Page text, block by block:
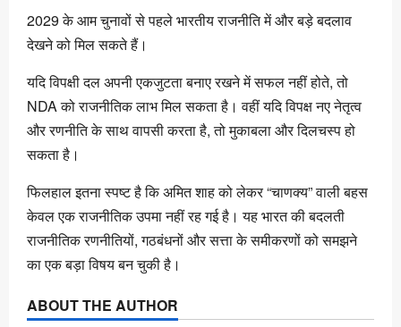
2029 के आम चुनावों से पहले भारतीय राजनीति में और बड़े बदलाव
देखने को मिल सकते हैं।
यदि विपक्षी दल अपनी एकजुटता बनाए रखने में सफल नहीं होते, तो
NDA को राजनीतिक लाभ मिल सकता है। वहीं यदि विपक्ष नए नेतृत्व
और रणनीति के साथ वापसी करता है, तो मुकाबला और दिलचस्प हो
सकता है।
फिलहाल इतना स्पष्ट है कि अमित शाह को लेकर “चाणक्य” वाली बहस
केवल एक राजनीतिक उपमा नहीं रह गई है। यह भारत की बदलती
राजनीतिक रणनीतियों, गठबंधनों और सत्ता के समीकरणों को समझने
का एक बड़ा विषय बन चुकी है।
ABOUT THE AUTHOR